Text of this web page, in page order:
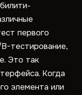
первого
тестирование,
Это так
Когда
элемента или